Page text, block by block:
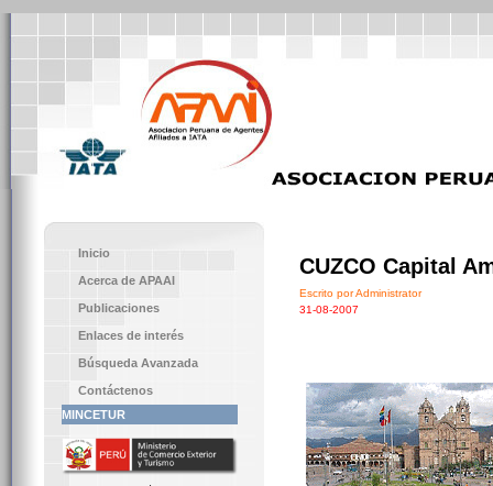
Inicio
Acerca de APAAI
Publicaciones
Enlaces de interés
Búsqueda Avanzada
Contáctenos
MINCETUR
CUZCO Capital
Escrito por Administrator
31-08-2007